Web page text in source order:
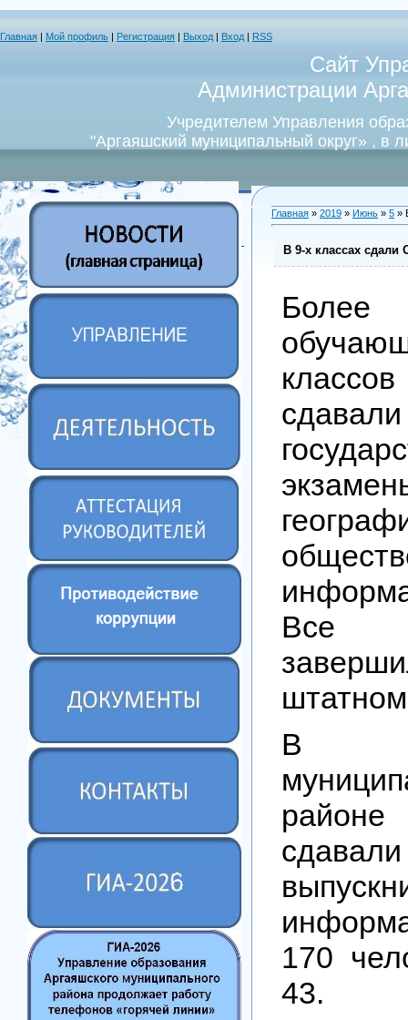
Главная Мой профиль Регистрация Выход Вход RSS
Сайт
Администрации
Учредителем Управления
"Аргаяшский муниципальный округ» , в
Главная » 2019 » Июнь » 5 »
В 9-х классах
сдавали
Все
В
170
43.